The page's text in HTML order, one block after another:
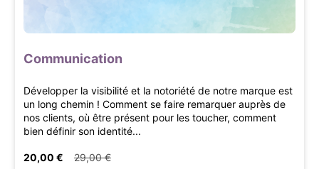
Communication
Développer la visibilité et la notoriété de notre marque est
un long chemin ! Comment se faire remarquer auprès de
nos clients, où être présent pour les toucher, comment
bien définir son identité...
20,00 € 29,00 €